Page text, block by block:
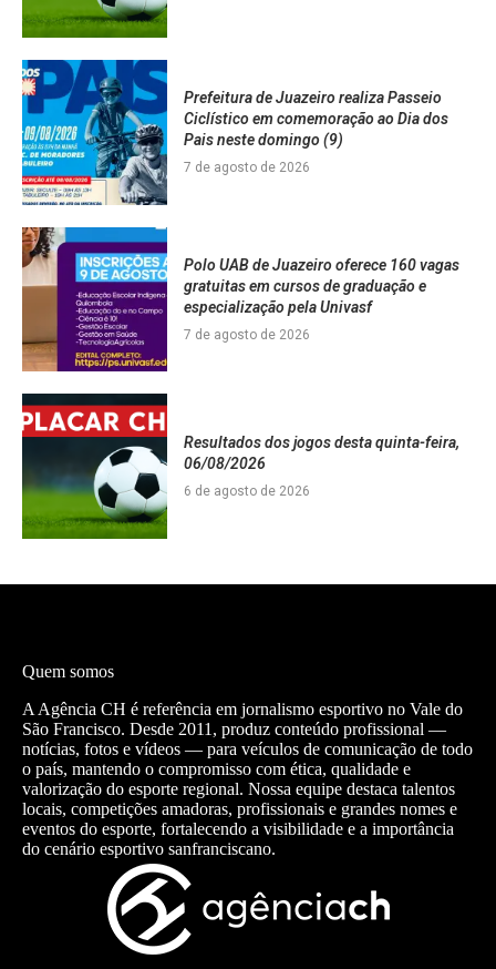
Prefeitura de Juazeiro realiza Passeio
Ciclístico em comemoração ao Dia dos
Pais neste domingo (9)
7 de agosto de 2026
Polo UAB de Juazeiro oferece 160 vagas
gratuitas em cursos de graduação e
especialização pela Univasf
7 de agosto de 2026
Resultados dos jogos desta quinta-feira,
06/08/2026
6 de agosto de 2026
Quem somos
A Agência CH é referência em jornalismo esportivo no Vale do
São Francisco. Desde 2011, produz conteúdo profissional —
notícias, fotos e vídeos — para veículos de comunicação de todo
o país, mantendo o compromisso com ética, qualidade e
valorização do esporte regional. Nossa equipe destaca talentos
locais, competições amadoras, profissionais e grandes nomes e
eventos do esporte, fortalecendo a visibilidade e a importância
do cenário esportivo sanfranciscano.